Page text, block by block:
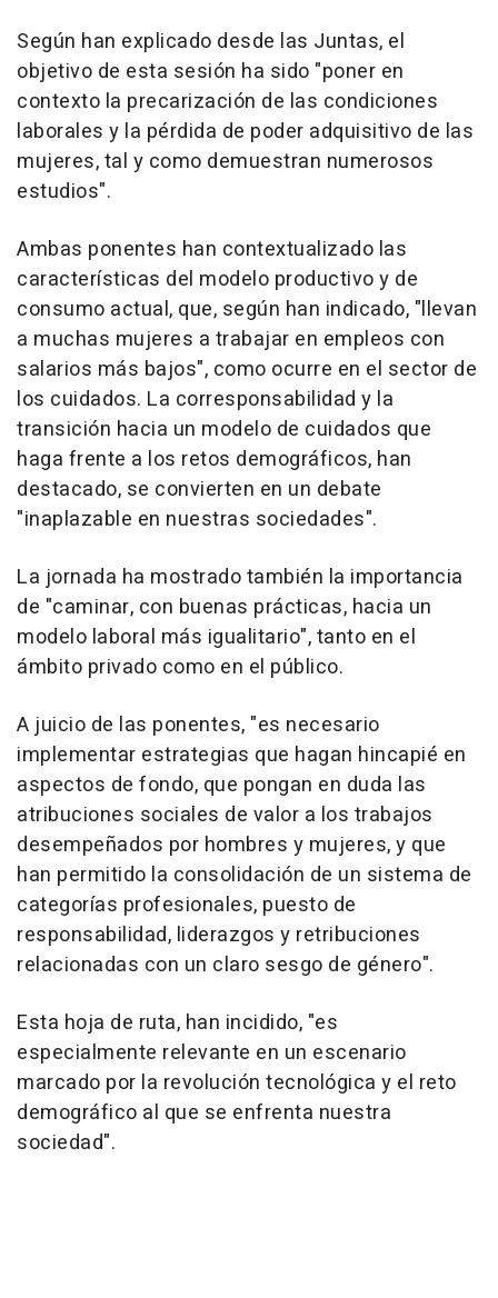
Según han explicado desde las Juntas, el
objetivo de esta sesión ha sido "poner en
contexto la precarización de las condiciones
laborales y la pérdida de poder adquisitivo de las
mujeres, tal y como demuestran numerosos
estudios".
Ambas ponentes han contextualizado las
características del modelo productivo y de
consumo actual, que, según han indicado, "llevan
a muchas mujeres a trabajar en empleos con
salarios más bajos", como ocurre en el sector de
los cuidados. La corresponsabilidad y la
transición hacia un modelo de cuidados que
haga frente a los retos demográficos, han
destacado, se convierten en un debate
"inaplazable en nuestras sociedades".
La jornada ha mostrado también la importancia
de "caminar, con buenas prácticas, hacia un
modelo laboral más igualitario", tanto en el
ámbito privado como en el público.
A juicio de las ponentes, "es necesario
implementar estrategias que hagan hincapié en
aspectos de fondo, que pongan en duda las
atribuciones sociales de valor a los trabajos
desempeñados por hombres y mujeres, y que
han permitido la consolidación de un sistema de
categorías profesionales, puesto de
responsabilidad, liderazgos y retribuciones
relacionadas con un claro sesgo de género".
Esta hoja de ruta, han incidido, "es
especialmente relevante en un escenario
marcado por la revolución tecnológica y el reto
demográfico al que se enfrenta nuestra
sociedad".